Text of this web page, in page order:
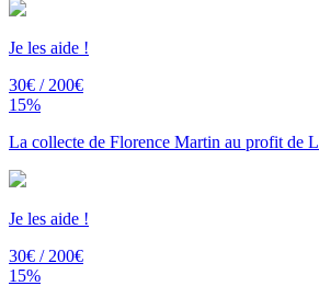
Je les aide !
30€ / 200€
15%
La collecte de Florence Martin au profit
Je les aide !
30€ / 200€
15%